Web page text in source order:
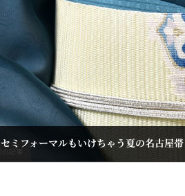
セミフォーマルもいけちゃう夏の名古屋帯
2025年5月11日